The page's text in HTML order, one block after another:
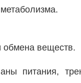
веществ.
питания,